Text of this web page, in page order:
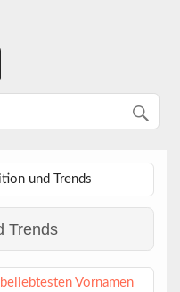
und Trends
Trends